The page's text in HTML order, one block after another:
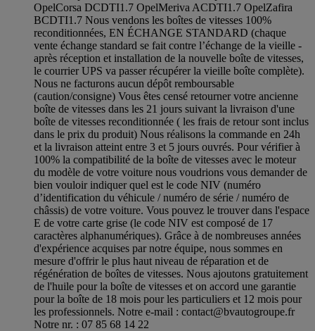
OpelCorsa DCDTI1.7 OpelMeriva ACDTI1.7 OpelZafira
BCDTI1.7 Nous vendons les boîtes de vitesses 100%
reconditionnées, EN ÉCHANGE STANDARD (chaque
vente échange standard se fait contre l’échange de la vieille -
après réception et installation de la nouvelle boîte de vitesses,
le courrier UPS va passer récupérer la vieille boîte complète).
Nous ne facturons aucun dépôt remboursable
(caution/consigne) Vous êtes censé retourner votre ancienne
boîte de vitesses dans les 21 jours suivant la livraison d'une
boîte de vitesses reconditionnée ( les frais de retour sont inclus
dans le prix du produit) Nous réalisons la commande en 24h
et la livraison atteint entre 3 et 5 jours ouvrés. Pour vérifier à
100% la compatibilité de la boîte de vitesses avec le moteur
du modèle de votre voiture nous voudrions vous demander de
bien vouloir indiquer quel est le code NIV (numéro
d’identification du véhicule / numéro de série / numéro de
châssis) de votre voiture. Vous pouvez le trouver dans l'espace
E de votre carte grise (le code NIV est composé de 17
caractères alphanumériques). Grâce à de nombreuses années
d'expérience acquises par notre équipe, nous sommes en
mesure d'offrir le plus haut niveau de réparation et de
régénération de boîtes de vitesses. Nous ajoutons gratuitement
de l'huile pour la boîte de vitesses et on accord une garantie
pour la boîte de 18 mois pour les particuliers et 12 mois pour
les professionnels. Notre e-mail : contact@bvautogroupe.fr
Notre nr. : 07 85 68 14 22